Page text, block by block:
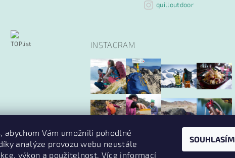
quilloutdoor
INSTAGRAM
Sledovat na Instagramu
abychom Vám umožnili pohodlné
analýze provozu webu neustále
výkon a použitelnost. Více informací
SOUHLASÍM